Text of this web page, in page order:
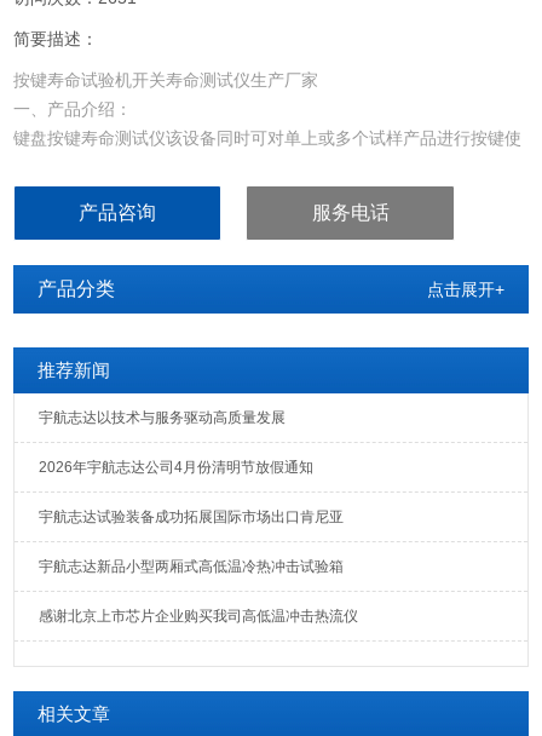
简要描述：
按键寿命试验机开关寿命测试仪生产厂家
一、产品介绍：
键盘按键寿命测试仪该设备同时可对单上或多个试样产品进行按键使
少测杆的数量来适应产品按键数。设备采用触控屏PLC运行，可对运
产品咨询 服务电话
产品分类 点击展开+
推荐新闻
宇航志达以技术与服务驱动高质量发展
2026年宇航志达公司4月份清明节放假通知
宇航志达试验装备成功拓展国际市场出口肯尼亚
宇航志达新品小型两厢式高低温冷热冲击试验箱
感谢北京上市芯片企业购买我司高低温冲击热流仪
相关文章